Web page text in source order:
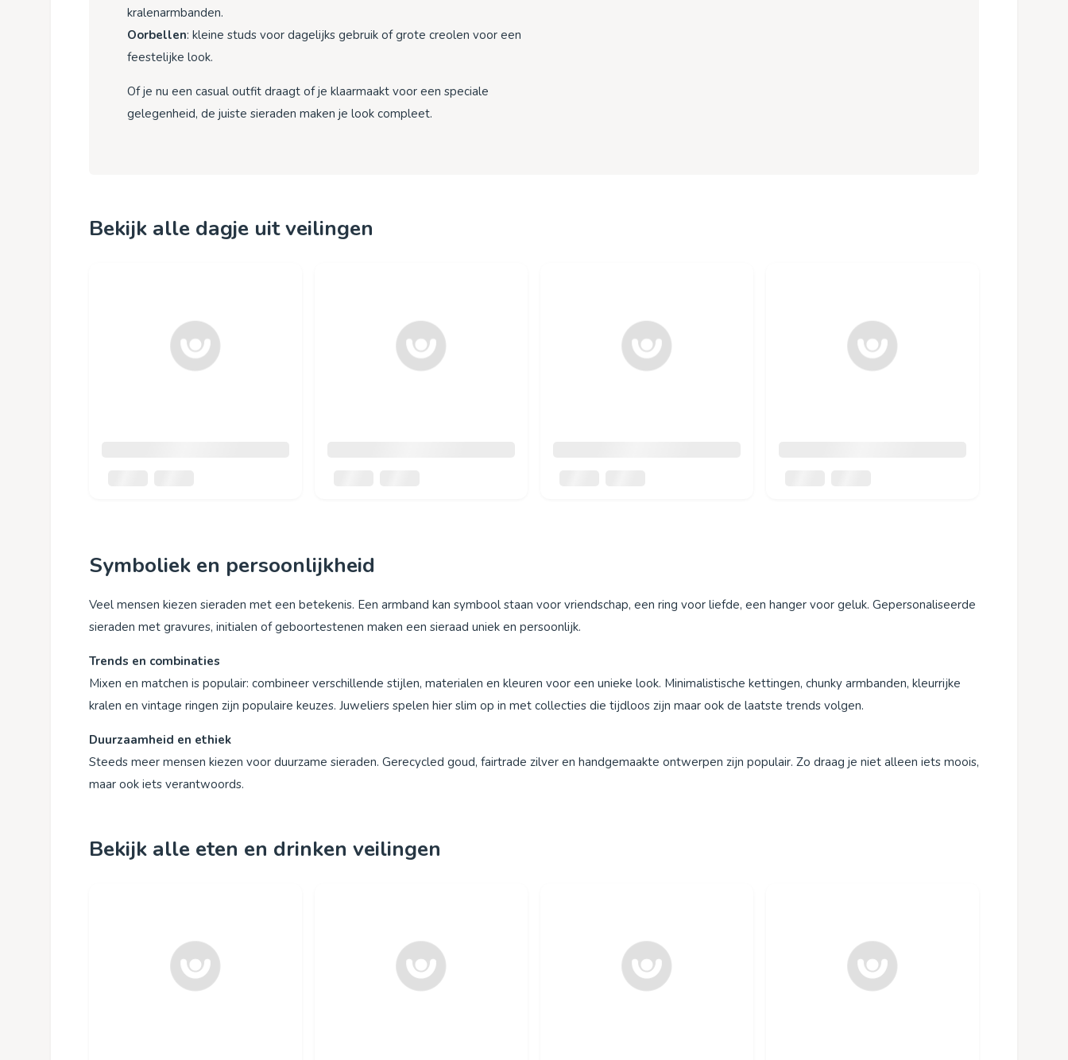
kralenarmbanden.
Oorbellen: kleine studs voor dagelijks gebruik of grote creolen voor een
feestelijke look.
Of je nu een casual outfit draagt of je klaarmaakt voor een speciale
gelegenheid, de juiste sieraden maken je look compleet.
Bekijk alle dagje uit veilingen
Symboliek en persoonlijkheid
Veel mensen kiezen sieraden met een betekenis. Een armband kan symbool staan voor vriendschap, een ring voor liefde, een hanger voor geluk. Gepersonaliseerde
sieraden met gravures, initialen of geboortestenen maken een sieraad uniek en persoonlijk.
Trends en combinaties
Mixen en matchen is populair: combineer verschillende stijlen, materialen en kleuren voor een unieke look. Minimalistische kettingen, chunky armbanden, kleurrijke
kralen en vintage ringen zijn populaire keuzes. Juweliers spelen hier slim op in met collecties die tijdloos zijn maar ook de laatste trends volgen.
Duurzaamheid en ethiek
Steeds meer mensen kiezen voor duurzame sieraden. Gerecycled goud, fairtrade zilver en handgemaakte ontwerpen zijn populair. Zo draag je niet alleen iets moois,
maar ook iets verantwoords.
Bekijk alle eten en drinken veilingen